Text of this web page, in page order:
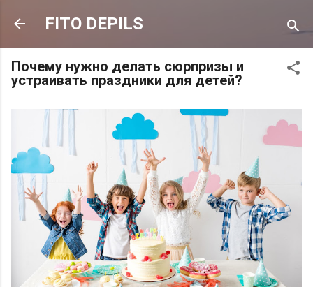
К основному контенту
FITO DEPILS
Почему нужно делать сюрпризы и
устраивать праздники для детей?